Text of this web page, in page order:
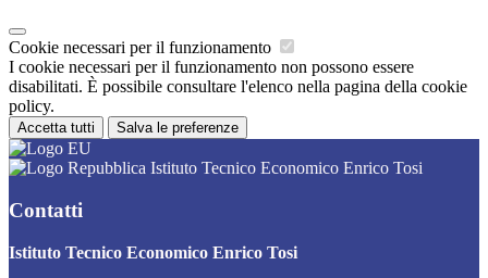
Cookie necessari per il funzionamento
I cookie necessari per il funzionamento non possono essere
disabilitati. È possibile consultare l'elenco nella pagina della cookie
policy.
Accetta tutti Salva le preferenze
Istituto Tecnico Economico Enrico Tosi
Contatti
Istituto Tecnico Economico Enrico Tosi